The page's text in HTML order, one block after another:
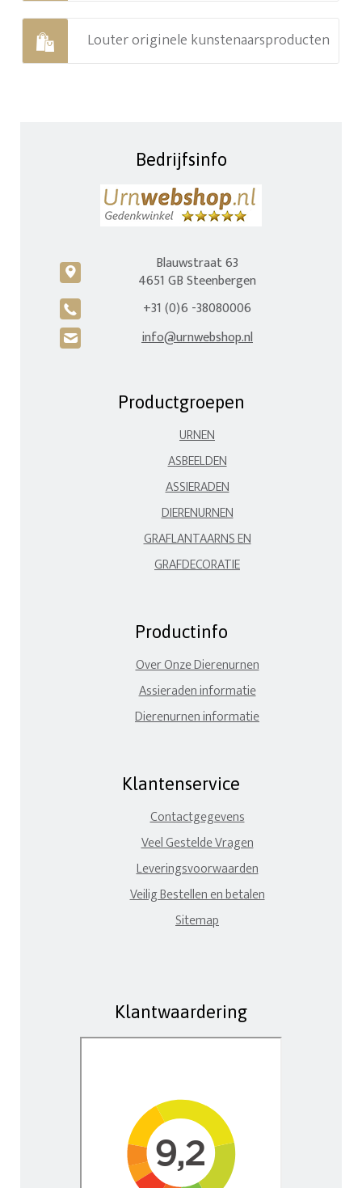
Louter originele kunstenaarsproducten
Bedrijfsinfo
c
Blauwstraat 63
4651 GB Steenbergen
A +31 (0)6 -38080006
H info@urnwebshop.nl
Productgroepen
URNEN
ASBEELDEN
ASSIERADEN
DIERENURNEN
GRAFLANTAARNS EN
GRAFDECORATIE
Productinfo
Over Onze Dierenurnen
Assieraden informatie
Dierenurnen informatie
Klantenservice
Contactgegevens
Veel Gestelde Vragen
Leveringsvoorwaarden
Veilig Bestellen en betalen
Sitemap
Klantwaardering